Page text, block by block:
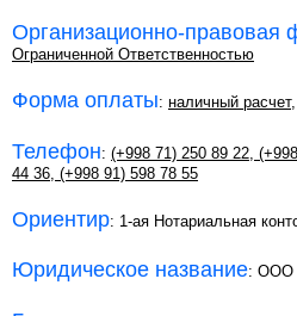
Организационно-правовая
Ограниченной Ответственностью
Форма оплаты: наличный расчет,
Телефон: (+998 71) 250 89 22
44 36 (+998 91) 598 78 55
Ориентир: 1-ая Нотариальная
Юридическое название: